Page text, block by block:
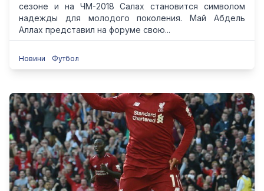
сезоне и на ЧМ-2018 Салах становится символом
надежды для молодого поколения. Май Абдель
Аллах представил на форуме свою...
Новини Футбол